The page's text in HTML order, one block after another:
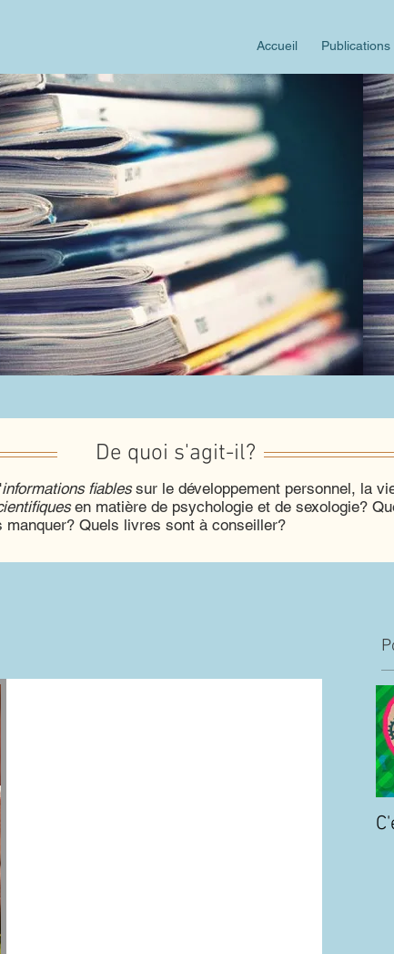
Accueil Publications
De quoi s'agit-il?
informations fiablessur le développement personnel, la
en matière de psychologie et de sexologie?
manquer? Quels livres sont à conseiller?